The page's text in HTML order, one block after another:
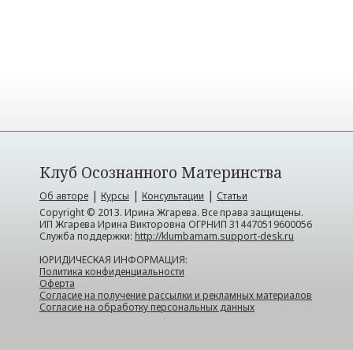
Клуб Осознанного Материнства
Об авторе | Курсы | Консультации | Статьи
Copyright © 2013. Ирина Жгарева. Все права защищены.
ИП Жгарева Ирина Викторовна ОГРНИП 314470519600056
Служба поддержки: http://klumbamam.support-desk.ru
ЮРИДИЧЕСКАЯ ИНФОРМАЦИЯ:
Политика конфиденциальности
Оферта
Согласие на получение рассылки и рекламных материалов
Согласие на обработку персональных данных